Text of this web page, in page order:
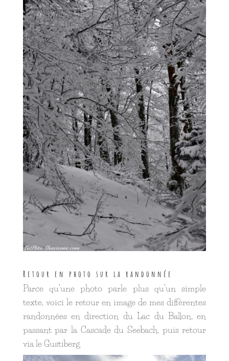
Retour en photo sur la randonnée
Parce qu’une photo parle plus qu’un simple
texte, voici le retour en image de mes différentes
randonnées en direction du Lac du Ballon, en
passant par la Cascade du Seebach, puis retour
via le Gustiberg